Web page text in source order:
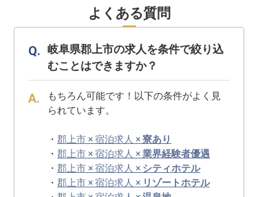
よくある質問
岐阜県郡上市の求人を条件で絞り込
むことはできますか？
もちろん可能です！以下の条件がよく見
られています。
・ 郡上市 × 宿泊求人 ×寮あり
・ 郡上市 × 宿泊求人 ×業界経験者優遇
・ 郡上市 × 宿泊求人 × シティホテル
・ 郡上市 × 宿泊求人 × リゾートホテル